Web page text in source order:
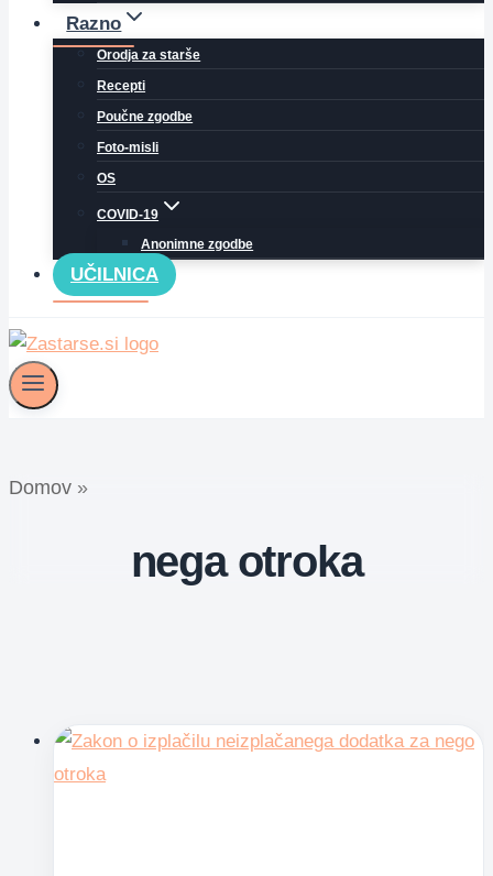
Razno
Orodja za starše
Recepti
Poučne zgodbe
Foto-misli
OS
COVID-19
Anonimne zgodbe
UČILNICA
Domov »
nega otroka